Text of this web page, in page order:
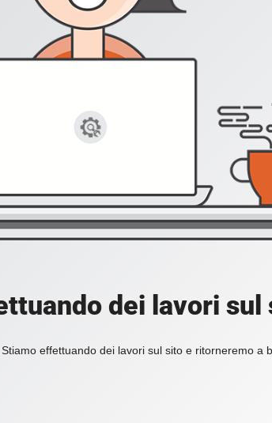
dei lavori sul
effettuando dei lavori sul sito e ritorneremo a